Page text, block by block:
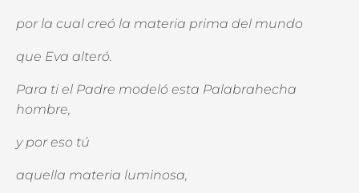
por la cual creó la materia prima del mundo
que Eva alteró.
Para ti el Padre modeló esta Palabrahecha
hombre,
y por eso tú
aquella materia luminosa,